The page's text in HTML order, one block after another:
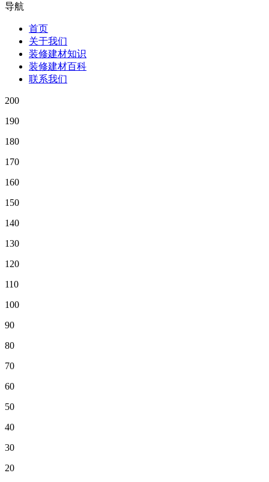
导航
首页
关于我们
装修建材知识
装修建材百科
联系我们
200
190
180
170
160
150
140
130
120
110
100
90
80
70
60
50
40
30
20